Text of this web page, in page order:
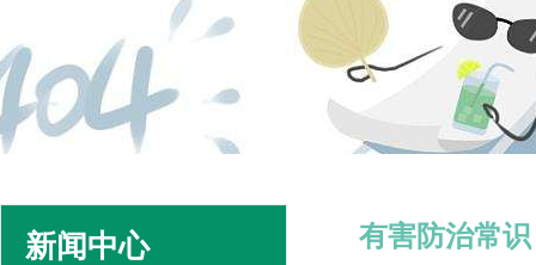
新闻中心 有害防治常识